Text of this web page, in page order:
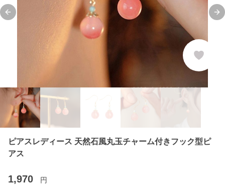
Previous slide
ピアスレディース 天然石風丸玉チャーム付きフック型ピ
アス
1,970 円